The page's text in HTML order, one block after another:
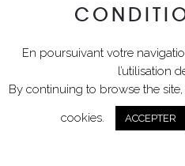
En poursuivant votre
l’utilisation
By continuing to browse the
cookies.
ACCEPTER